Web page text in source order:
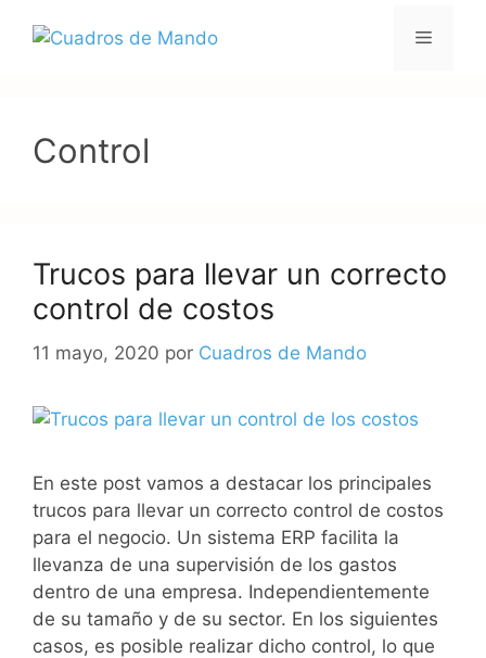
Menú
Control
Trucos para llevar un correcto
control de costos
11 mayo, 2020 por Cuadros de Mando
En este post vamos a destacar los principales
trucos para llevar un correcto control de costos
para el negocio. Un sistema ERP facilita la
llevanza de una supervisión de los gastos
dentro de una empresa. Independientemente
de su tamaño y de su sector. En los siguientes
casos, es posible realizar dicho control, lo que